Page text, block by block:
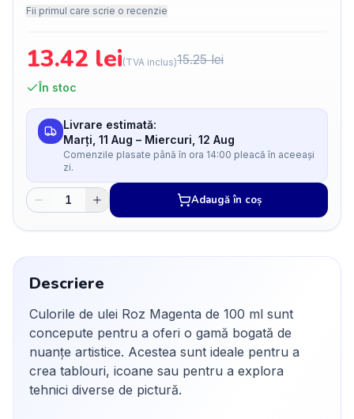
Fii primul care scrie o recenzie
13.42 lei(TVA inclus)15.25lei
În stoc
Livrare estimată:
Marți, 11 Aug – Miercuri, 12 Aug
Comenzile plasate până în ora 14:00 pleacă în aceeași
zi.
Adaugă în coș
Descriere
Culorile de ulei Roz Magenta de 100 ml sunt
concepute pentru a oferi o gamă bogată de
nuanțe artistice. Acestea sunt ideale pentru a
crea tablouri, icoane sau pentru a explora
tehnici diverse de pictură.